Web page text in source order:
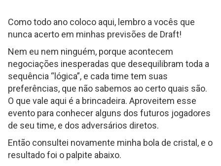
Como todo ano coloco aqui, lembro a vocês que
nunca acerto em minhas previsões de Draft!
Nem eu nem ninguém, porque acontecem
negociações inesperadas que desequilibram toda a
sequência “lógica”, e cada time tem suas
preferências, que não sabemos ao certo quais são.
O que vale aqui é a brincadeira. Aproveitem esse
evento para conhecer alguns dos futuros jogadores
de seu time, e dos adversários diretos.
Então consultei novamente minha bola de cristal, e o
resultado foi o palpite abaixo.